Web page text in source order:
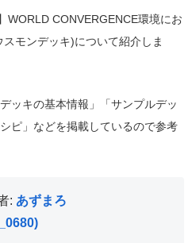
WORLD CONVERGENCE環境にお
モンデッキ)について紹介しま
ッキの基本情報」「サンプルデッ
ピ」などを掲載しているので参考
: あずまろ